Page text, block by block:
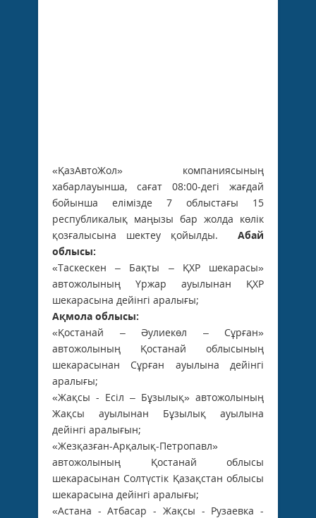
«ҚазАвтоЖол» компаниясының
хабарлауынша, сағат 08:00-дегі жағдай
бойынша елімізде 7 облыстағы 15
республикалық маңызы бар жолда көлік
қозғалысына шектеу қойылды. Абай
облысы:
«Таскескен – Бақты – ҚХР шекарасы»
автожолының Үржар ауылынан ҚХР
шекарасына дейінгі аралығы;
Ақмола облысы:
«Қостанай – Әулиекөл – Сұрған»
автожолының Қостанай облысының
шекарасынан Сұрған ауылына дейінгі
аралығы;
«Жақсы - Есіл – Бұзылық» автожолының
Жақсы ауылынан Бұзылық ауылына
дейінгі аралығын;
«Жезқазған-Арқалық-Петропавл»
автожолының Қостанай облысы
шекарасынан Солтүстік Қазақстан облысы
шекарасына дейінгі аралығы;
«Астана - Атбасар - Жақсы - Рузаевка -